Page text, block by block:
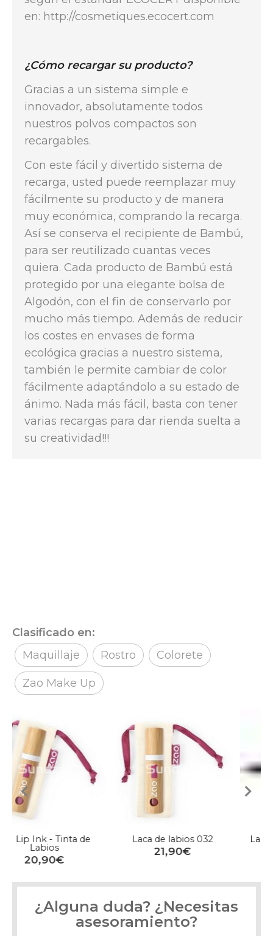
en: http://cosmetiques.ecocert.com
¿Cómo recargar su producto?
Gracias a un sistema simple e
innovador, absolutamente todos
nuestros polvos compactos son
recargables.
Con este fácil y divertido sistema de
recarga, usted puede reemplazar muy
fácilmente su producto y de manera
muy económica, comprando la recarga.
Así se conserva el recipiente de Bambú,
para ser reutilizado cuantas veces
quiera. Cada producto de Bambú está
protegido por una elegante bolsa de
Algodón, con el fin de conservarlo por
mucho más tiempo. Además de reducir
los costes en envases de forma
ecológica gracias a nuestro sistema,
también le permite cambiar de color
fácilmente adaptándolo a su estado de
ánimo. Nada más fácil, basta con tener
varias recargas para dar rienda suelta a
su creatividad!!!
Clasificado en:
Maquillaje
Rostro Colorete
Zao Make Up
Laca de labios 032
21,90€
Lapiz 603 Multifunción
11,10€
¿Alguna duda? ¿Necesitas
asesoramiento?